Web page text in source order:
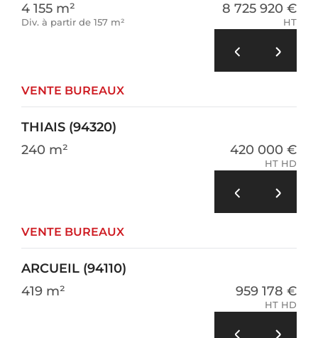
4 155 m²
Div. à partir de 157 m²
8 725 920 €
HT
VENTE BUREAUX
THIAIS (94320)
240 m²
420 000 €
HT HD
VENTE BUREAUX
ARCUEIL (94110)
419 m²
959 178 €
HT HD